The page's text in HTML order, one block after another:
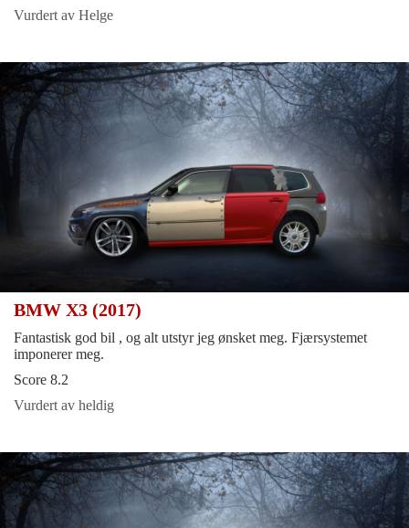
Vurdert av Helge
BMW X3 (2017)
Fantastisk god bil , og alt utstyr jeg ønsket meg. Fjærsystemet
imponerer meg.
Score 8.2
Vurdert av heldig